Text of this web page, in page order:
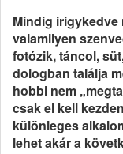
Mindig irigykedve
valamilyen
fotózik, táncol,
dologban találja
hobbi nem
csak el kell
különleges
lehet akár a